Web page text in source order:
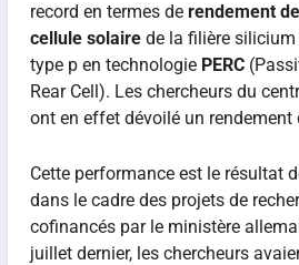
record en termes de rendement
cellule solairede la filière
type p en technologie PERC
Rear Cell). Les chercheurs du
ont en effet dévoilé un rendement
Cette performance est le résultat
dans le cadre des projets de
cofinancés par le ministère
juillet dernier, les chercheurs